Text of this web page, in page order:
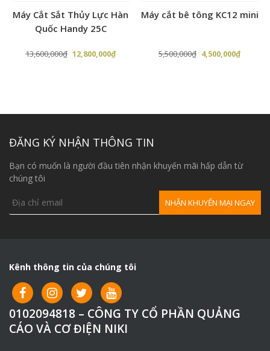
Tốc độ quay
970r/min
Công suất động
11kw (có thể lắp động
5bar)
Độ ồn
Xuất xứ
1540X640X1030
Máy Cắt Sắt Thủy Lực Hàn
Quốc Handy 25C
13,600,000₫ Giá
12,800,000₫Giá
Máy cắt bê tông KC12 mini
5,500,000₫ Giá
4,500,000₫Giá
ĐĂNG KÝ NHẬN THÔNG TIN
Bạn có muốn là người đầu tiên nhận khuyến mãi hấp dẫn từ
chúng tôi
Kênh thông tin của chúng tôi
0102094818 – CÔNG TY CỔ PHẦN QUẢNG
CÁO VÀ CƠ ĐIỆN NIKI